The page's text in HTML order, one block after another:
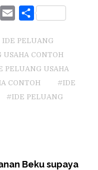
Copy
EmailShare
PELUANG
CONTOH
PELUANG USAHA
CONTOH
#IDE
#IDE PELUANG
Beku supaya